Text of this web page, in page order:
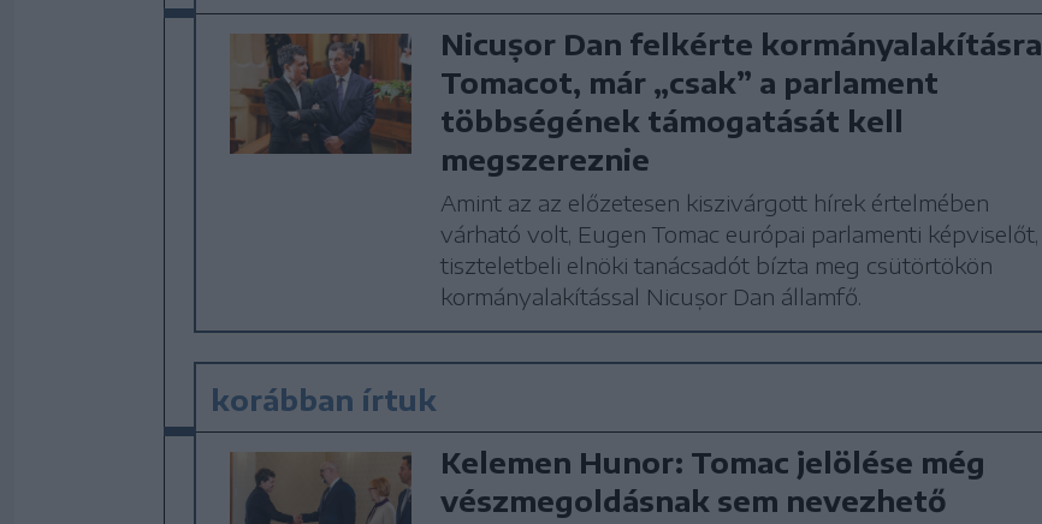
Nicușor Dan felkérte kormányalakításra
Tomacot, már „csak” a parlament
többségének támogatását kell
megszereznie
Amint az az előzetesen kiszivárgott hírek értelmében
várható volt, Eugen Tomac európai parlamenti képviselőt,
tiszteletbeli elnöki tanácsadót bízta meg csütörtökön
kormányalakítással Nicușor Dan államfő.
korábban írtuk
Kelemen Hunor: Tomac jelölése még
vészmegoldásnak sem nevezhető